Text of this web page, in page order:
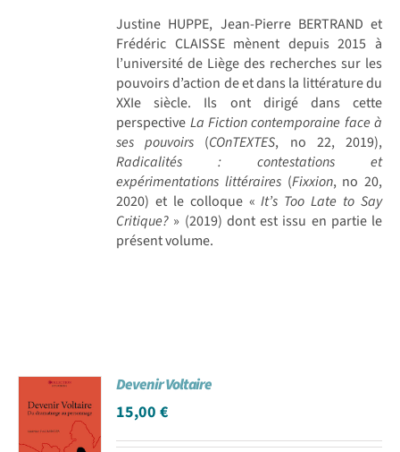
Justine HUPPE, Jean-Pierre BERTRAND et
Frédéric CLAISSE mènent depuis 2015 à
l’université de Liège des recherches sur les
pouvoirs d’action de et dans la littérature du
XXIe siècle. Ils ont dirigé dans cette
perspective La Fiction contemporaine face à
ses pouvoirs (COnTEXTES, no 22, 2019),
Radicalités : contestations et
expérimentations littéraires(Fixxion, no 20,
2020) et le colloque « It’s Too Late to Say
Critique? » (2019) dont est issu en partie le
présent volume.
Devenir Voltaire
15,00€